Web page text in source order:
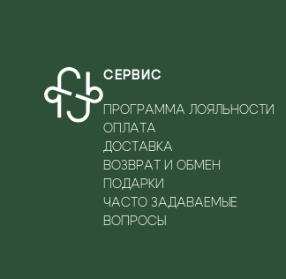
СЕРВИС
ПРОГРАММА ЛОЯЛЬНОСТИ
ОПЛАТА
ДОСТАВКА
ВОЗВРАТ И ОБМЕН
ПОДАРКИ
ЧАСТО ЗАДАВАЕМЫЕ
ВОПРОСЫ